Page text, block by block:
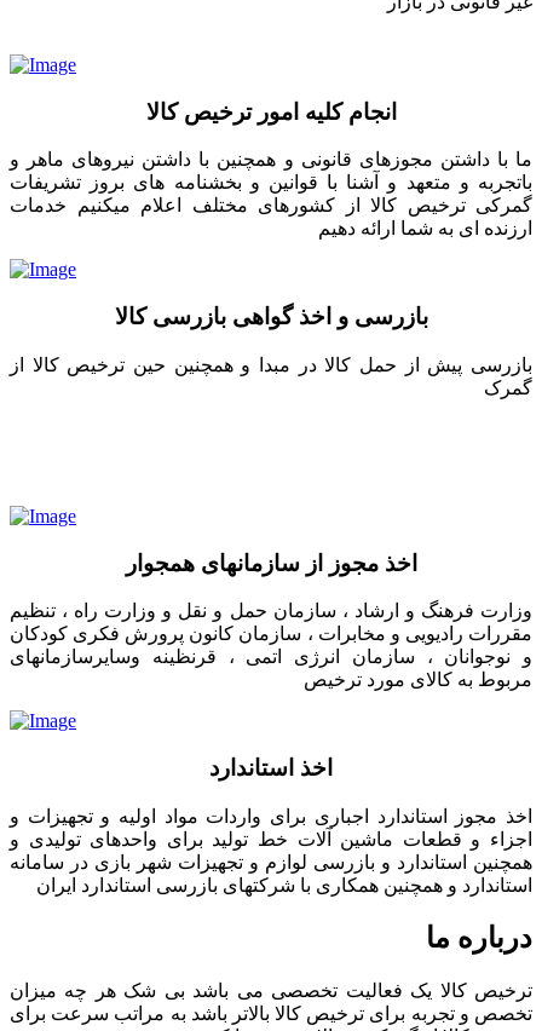
انجام کلیه امور ترخیص کالا
ما با داشتن مجوزهای قانونی و همچنین با داشتن نیروهای ماهر و
باتجربه و متعهد و آشنا با قوانین و بخشنامه های بروز تشریفات
گمرکی ترخیص کالا از کشورهای مختلف اعلام میکنیم خدمات
ارزنده ای به شما ارائه دهیم
بازرسی و اخذ گواهی بازرسی کالا
بازرسی پیش از حمل کالا در مبدا و همچنین حین ترخیص کالا از
گمرک
اخذ مجوز از سازمانهای همجوار
وزارت فرهنگ و ارشاد ، سازمان حمل و نقل و وزارت راه ، تنظیم
مقررات رادیویی و مخابرات ، سازمان کانون پرورش فکری کودکان
و نوجوانان ، سازمان انرژی اتمی ، قرنظینه وسایرسازمانهای
مربوط به کالای مورد ترخیص
اخذ استاندارد
اخذ مجوز استاندارد اجباری برای واردات مواد اولیه و تجهیزات و
اجزاء و قطعات ماشین آلات خط تولید برای واحدهای تولیدی و
همچنین استاندارد و بازرسی لوازم و تجهیزات شهر بازی در سامانه
استاندارد و همچنین همکاری با شرکتهای بازرسی استاندارد ایران
درباره ما
ترخیص کالا یک فعالیت تخصصی می باشد بی شک هر چه میزان
تخصص و تجربه برای ترخیص کالا بالاتر باشد به مراتب سرعت برای